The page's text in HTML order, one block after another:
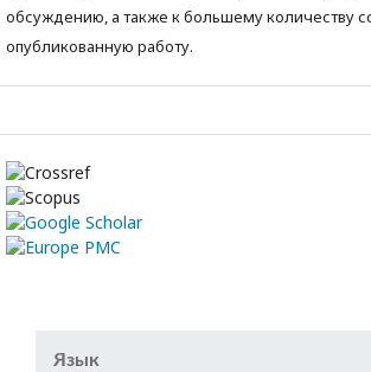
обсуждению, а также к большему количеству
опубликованную работу.
Язык